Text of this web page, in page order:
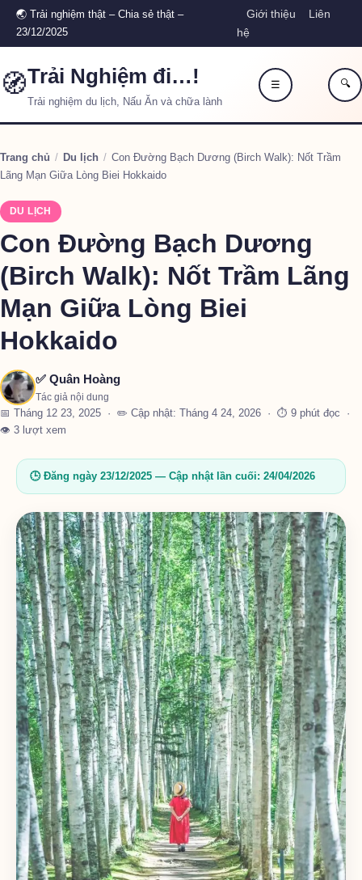
🌏 Trải nghiệm thật – Chia sẻ thật –
23/12/2025
Giới thiệu
Liên
hệ
🧭Trải Nghiệm đi…!
Trải nghiệm du lịch, Nấu Ăn và chữa lành
☰ 🔍
Trang chủ / Du lịch / Con Đường Bạch Dương (Birch Walk): Nốt Trầm
Lãng Mạn Giữa Lòng Biei Hokkaido
DU LỊCH
Con Đường Bạch Dương
(Birch Walk): Nốt Trầm Lãng
Mạn Giữa Lòng Biei
Hokkaido
✅ Quân Hoàng
Tác giả nội dung
📅 Tháng 12 23, 2025 · ✏️ Cập nhật: Tháng 4 24, 2026 · ⏱ 9 phút đọc ·
👁 3 lượt xem
🕒 Đăng ngày 23/12/2025 — Cập nhật lần cuối: 24/04/2026